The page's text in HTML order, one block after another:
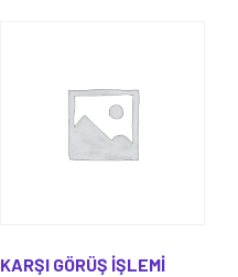
KARŞI GÖRÜŞ İŞLEMİ